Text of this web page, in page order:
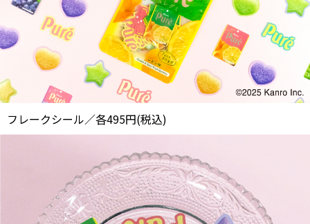
フレークシール／各495円(税込)